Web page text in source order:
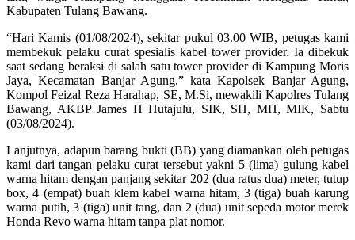
Kabupaten Tulang Bawang.
“Hari Kamis (01/08/2024), sekitar pukul 03.00 WIB, petugas kami
membekuk pelaku curat spesialis kabel tower provider. Ia dibekuk
saat sedang beraksi di salah satu tower provider di Kampung Moris
Jaya, Kecamatan Banjar Agung,” kata Kapolsek Banjar Agung,
Kompol Feizal Reza Harahap, SE, M.Si, mewakili Kapolres Tulang
Bawang, AKBP James H Hutajulu, SIK, SH, MH, MIK, Sabtu
(03/08/2024).
Lanjutnya, adapun barang bukti (BB) yang diamankan oleh petugas
kami dari tangan pelaku curat tersebut yakni 5 (lima) gulung kabel
warna hitam dengan panjang sekitar 202 (dua ratus dua) meter, tutup
box, 4 (empat) buah klem kabel warna hitam, 3 (tiga) buah karung
warna putih, 3 (tiga) unit tang, dan 2 (dua) unit sepeda motor merek
Honda Revo warna hitam tanpa plat nomor.